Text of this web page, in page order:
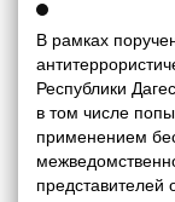
В рамках
Республики
в том числе
применением
представителей